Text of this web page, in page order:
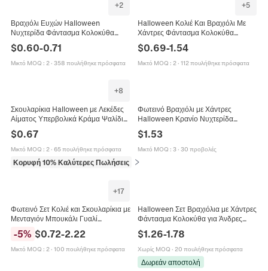
+2
Βραχιόλι Ευχών Halloween
Νυχτερίδα Φάντασμα Κολοκύθα
Σκελετός Σμάλτο Κρεμαστό Κράμα
Ρυθμιζόμενο Μαύρο Κορδόνι
Κόσμημα Δώρο
$0.60-0.71
Μικτό MOQ : 2· 358 πουλήθηκε πρόσφατα
+5
Halloween Κολιέ Και Βραχιόλι Με
Χάντρες Φάντασμα Κολοκύθα
Νεκροκεφαλή Ακρυλικό Ρητίνη
Κράμα Κοσμήματα Πάρτι Για
Γυναίκες
$0.69-1.54
Μικτό MOQ : 2· 112 πουλήθηκε πρόσφατα
+8
Σκουλαρίκια Halloween με Λεκέδες
Αίματος Υπερβολικά Κράμα Ψαλίδι
Νεκροκεφαλή Γοτθικό Πάνκ
Κοσμήματα
$0.67
Μικτό MOQ : 2· 65 πουλήθηκε πρόσφατα
Κορυφή 10% Καλύτερες Πωλήσεις σε Σκουλαρίκια
Φωτεινό Βραχιόλι με Χάντρες
Halloween Κρανίο Νυχτερίδα
Λάμπει στο Σκοτάδι Κοσμήματα
$1.53
Μικτό MOQ : 3· 30 προβολές
+17
Φωτεινό Σετ Κολιέ και Σκουλαρίκια με
Μενταγιόν Μπουκάλι Γυαλί
Φάντασμα Halloween Κοσμήματα
από Ρητίνη για Γυναικεία Αξεσουάρ
Πάρτι
-5% $0.72-2.22
Μικτό MOQ : 2· 100 πουλήθηκε πρόσφατα
Halloween Σετ Βραχιόλια με Χάντρες
Φάντασμα Κολοκύθα για Άνδρες
Γυναίκες Γοτθικό Πολυμερικός
Πηλός BOO Μενταγιόν Βραχιόλι
Πάρτι
$1.26-1.78
Χωρίς MOQ · 20 πουλήθηκε πρόσφατα
Δωρεάν αποστολή